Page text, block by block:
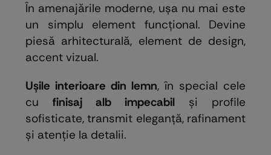
În amenajările moderne, ușa nu mai este
un simplu element funcțional. Devine
piesă arhitecturală, element de design,
accent vizual.
Ușile interioare din lemn, în special cele
cu finisaj alb impecabil și profile
sofisticate, transmit eleganță, rafinament
și atenție la detalii.